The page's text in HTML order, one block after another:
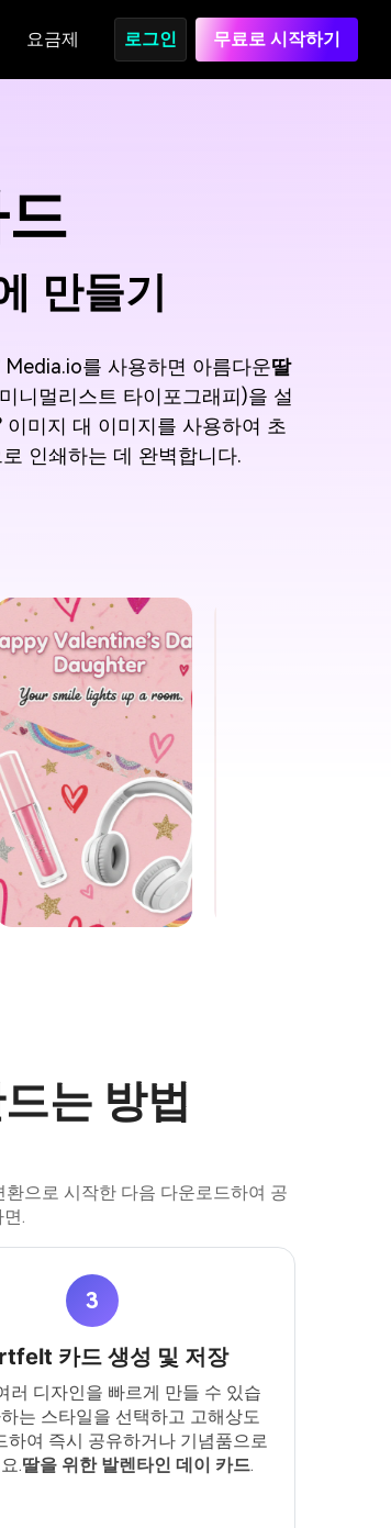
요금제 로그인 무료로 시작하기
만들기
를 사용하면 아름다운딸
니멀리스트 타이포그래피)을 설
미지 대 이미지를 사용하여 초
인쇄하는 데 완벽합니다.
는 방법
으로 시작한 다음 다운로드하여 공
.
3
카드 생성 및 저장
러 디자인을 빠르게 만들 수 있습
는 스타일을 선택하고 고해상도
하여 즉시 공유하거나 기념품으로
.딸을 위한 발렌타인 데이 카드.